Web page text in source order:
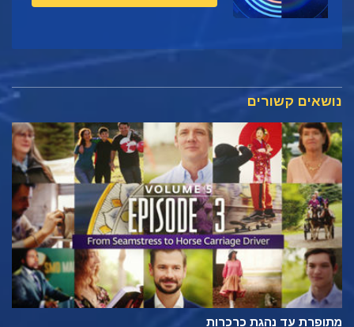
נושאים קשורים
מתופרת עד נהגת כרכרות